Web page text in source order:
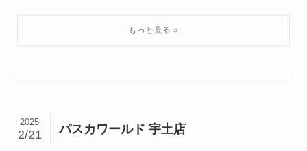
パスカワールド 宇土店
2025
2/21